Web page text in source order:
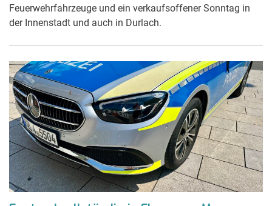
Feuerwehrfahrzeuge und ein verkaufsoffener Sonntag in
der Innenstadt und auch in Durlach.